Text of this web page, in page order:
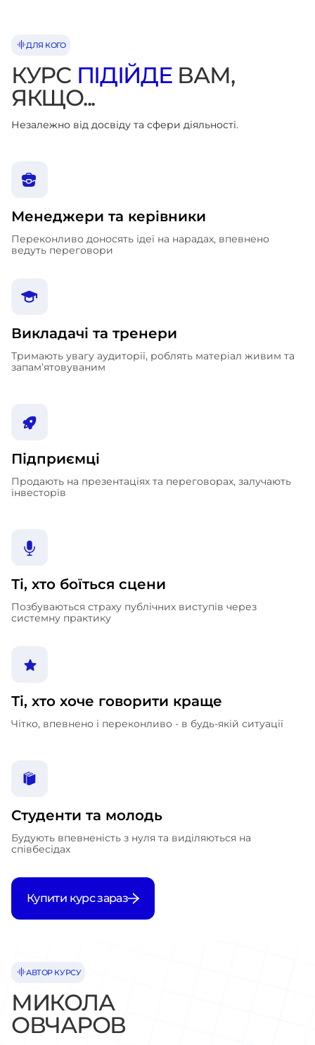
ДЛЯ КОГО
КУРС ПІДІЙДЕВАМ,
ЯКЩО...
Незалежно від досвіду та сфери діяльності.
Менеджери та керівники
Переконливо доносять ідеї на нарадах, впевнено
ведуть переговори
Викладачі та тренери
Тримають увагу аудиторії, роблять матеріал живим та
запам’ятовуваним
Підприємці
Продають на презентаціях та переговорах, залучають
інвесторів
Ті, хто боїться сцени
Позбуваються страху публічних виступів через
системну практику
Ті, хто хоче говорити краще
Чітко, впевнено і переконливо - в будь-якій ситуації
Студенти та молодь
Будують впевненість з нуля та виділяються на
співбесідах
Купити курс зараз
АВТОР КУРСУ
МИКОЛА
ОВЧАРОВ